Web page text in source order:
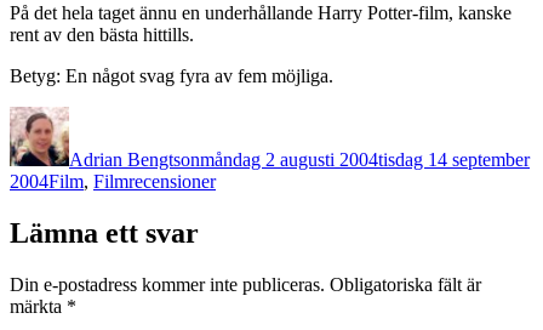
På det hela taget ännu en underhållande Harry Potter-film, kanske
rent av den bästa hittills.
Betyg: En något svag fyra av fem möjliga.
Författare
Adrian Bengtsonmåndag 2 augusti 2004tisdag 14 september
2004Kategorier
Film, Filmrecensioner
Lämna ett svar
Din e-postadress kommer inte publiceras. Obligatoriska fält är
märkta *